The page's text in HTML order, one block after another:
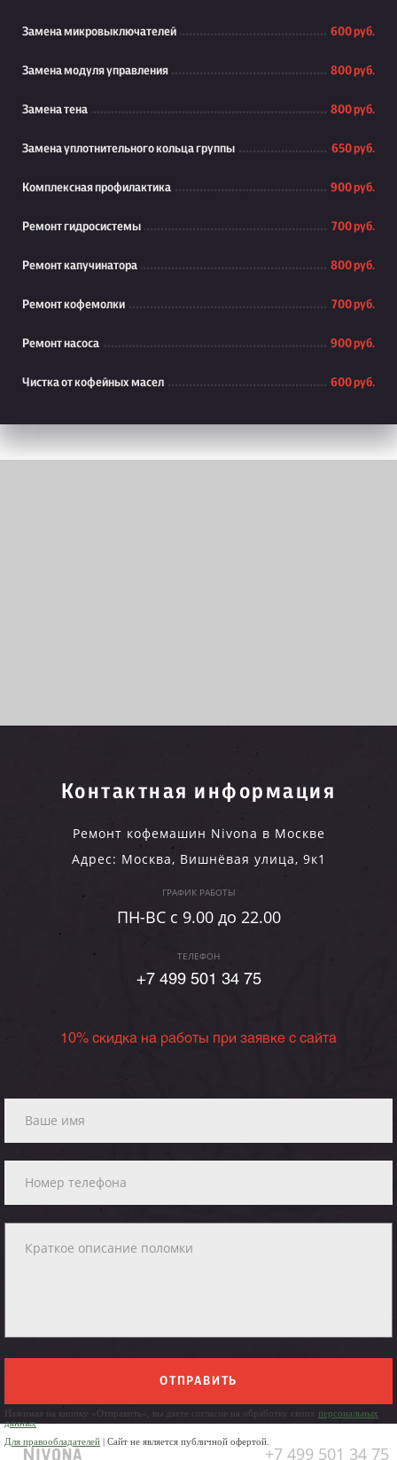
Замена микровыключателей 600 руб.
Замена модуля управления 800 руб.
Замена тена 800 руб.
Замена уплотнительного кольца группы 650 руб.
Комплексная профилактика 900 руб.
Ремонт гидросистемы 700 руб.
Ремонт капучинатора 800 руб.
Ремонт кофемолки 700 руб.
Ремонт насоса 900 руб.
Чистка от кофейных масел 600 руб.
Контактная информация
Ремонт кофемашин Nivona в Москве
Адрес: Москва, Вишнёвая улица, 9к1
ГРАФИК РАБОТЫ
ПН-ВC c 9.00 до 22.00
ТЕЛЕФОН
+7 499 501 34 75
10% скидка на работы при заявке с сайта
ОТПРАВИТЬ
Нажимая на кнопку «Отправить», вы даете согласие на обработку своих персональных
данных
Для правообладателей | Сайт не является публичной офертой.
+7 499 501 34 75